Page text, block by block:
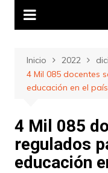
Inicio 2022
4 Mil 085 docentes
educación en el país
4 Mil 085
regulados
educación